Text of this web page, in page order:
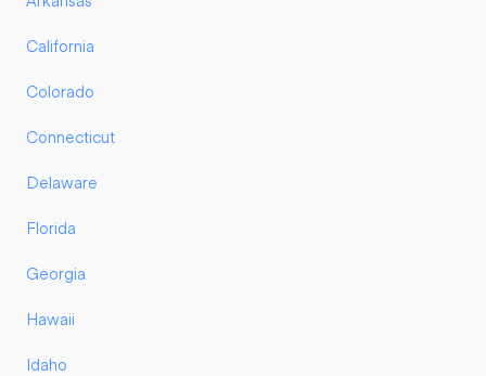
California
Colorado
Connecticut
Delaware
Florida
Georgia
Hawaii
Idaho